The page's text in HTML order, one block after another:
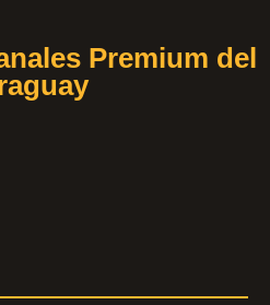
Premium del